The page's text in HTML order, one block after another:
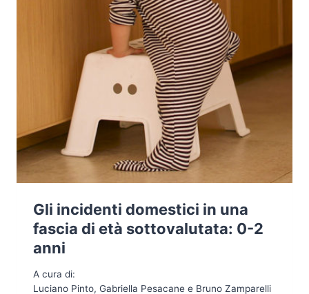
Gli incidenti domestici in una
fascia di età sottovalutata: 0-2
anni
A cura di:
Luciano Pinto, Gabriella Pesacane e Bruno Zamparelli